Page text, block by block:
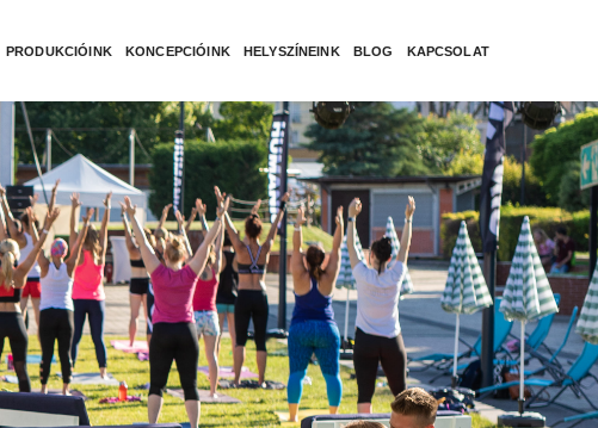
PRODUKCIÓINK KONCEPCIÓINK HELYSZÍNEINK BLOG KAPCSOLAT